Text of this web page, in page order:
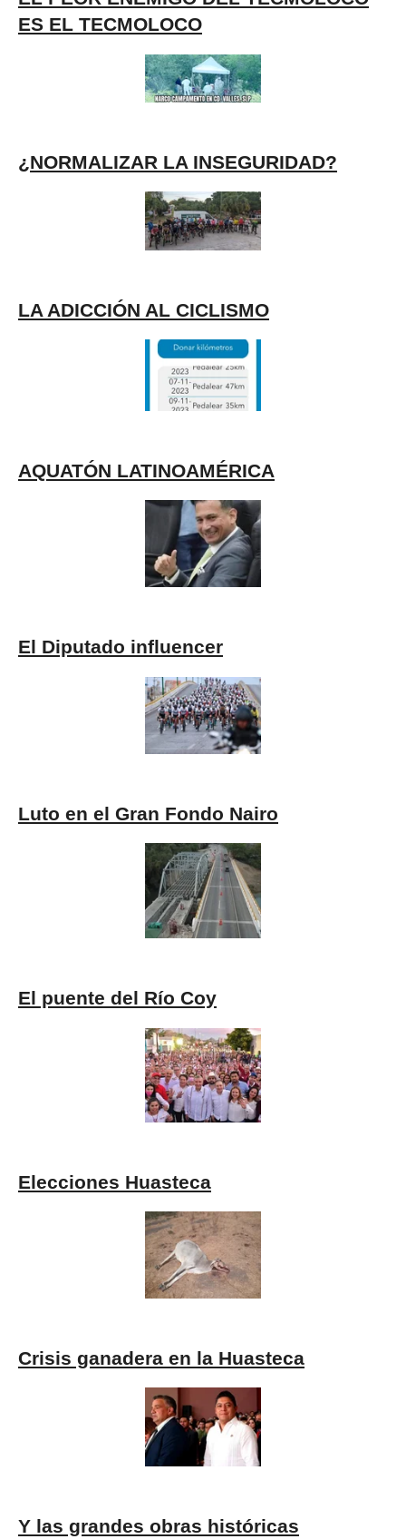
ES EL TECMOLOCO
¿NORMALIZAR LA INSEGURIDAD?
LA ADICCIÓN AL CICLISMO
AQUATÓN LATINOAMÉRICA
El Diputado influencer
Luto en el Gran Fondo Nairo
El puente del Río Coy
Elecciones Huasteca
Crisis ganadera en la Huasteca
Y las grandes obras históricas